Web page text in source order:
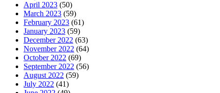
April 2023 (50)
March 2023 (59)
February 2023 (61)
January 2023 (59)
December 2022 (63)
November 2022 (64)
October 2022 (69)
September 2022 (56)
August 2022 (59)
July 2022 (41)